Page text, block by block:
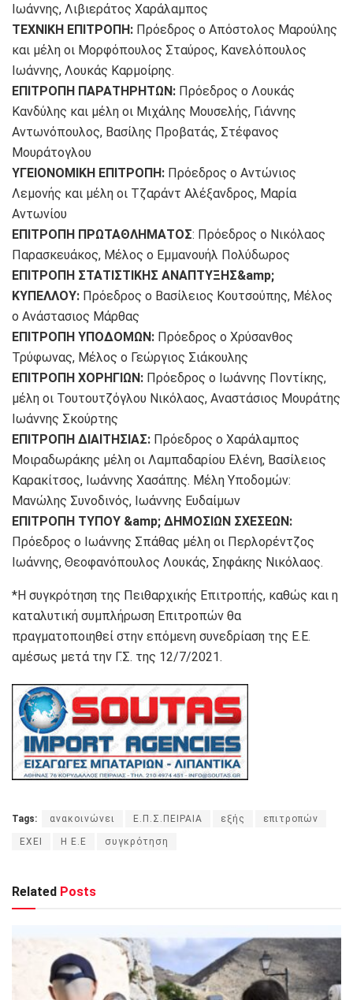
Ιωάννης, Λιβιεράτος Χαράλαμπος
ΤΕΧΝΙΚΗ ΕΠΙΤΡΟΠΗ: Πρόεδρος ο Απόστολος Μαρούλης
και μέλη οι Μορφόπουλος Σταύρος, Κανελόπουλος
Ιωάννης, Λουκάς Καρμοίρης.
ΕΠΙΤΡΟΠΗ ΠΑΡΑΤΗΡΗΤΩΝ: Πρόεδρος ο Λουκάς
Κανδύλης και μέλη οι Μιχάλης Μουσελής, Γιάννης
Αντωνόπουλος, Βασίλης Προβατάς, Στέφανος
Μουράτογλου
ΥΓΕΙΟΝΟΜΙΚΗ ΕΠΙΤΡΟΠΗ: Πρόεδρος ο Αντώνιος
Λεμονής και μέλη οι Τζαράντ Αλέξανδρος, Μαρία
Αντωνίου
ΕΠΙΤΡΟΠΗ ΠΡΩΤΑΘΛΗΜΑΤΟΣ: Πρόεδρος ο Νικόλαος
Παρασκευάκος, Μέλος ο Εμμανουήλ Πολύδωρος
ΕΠΙΤΡΟΠΗ ΣΤΑΤΙΣΤΙΚΗΣ ΑΝΑΠΤΥΞΗΣ&amp;
ΚΥΠΕΛΛΟΥ: Πρόεδρος ο Βασίλειος Κουτσούπης, Μέλος
ο Ανάστασιος Μάρθας
ΕΠΙΤΡΟΠΗ ΥΠΟΔΟΜΩΝ: Πρόεδρος ο Χρύσανθος
Τρύφωνας, Μέλος ο Γεώργιος Σιάκουλης
ΕΠΙΤΡΟΠΗ ΧΟΡΗΓΙΩΝ: Πρόεδρος ο Ιωάννης Ποντίκης,
μέλη οι Τουτουτζόγλου Νικόλαος, Αναστάσιος Μουράτης
Ιωάννης Σκούρτης
ΕΠΙΤΡΟΠΗ ΔΙΑΙΤΗΣΙΑΣ: Πρόεδρος ο Χαράλαμπος
Μοιραδωράκης μέλη οι Λαμπαδαρίου Ελένη, Βασίλειος
Καρακίτσος, Ιωάννης Χασάπης. Μέλη Υποδομών:
Μανώλης Συνοδινός, Ιωάννης Ευδαίμων
ΕΠΙΤΡΟΠΗ ΤΥΠΟΥ &amp; ΔΗΜΟΣΙΩΝ ΣΧΕΣΕΩΝ:
Πρόεδρος ο Ιωάννης Σπάθας μέλη οι Περλορέντζος
Ιωάννης, Θεοφανόπουλος Λουκάς, Σηφάκης Νικόλαος.
*Η συγκρότηση της Πειθαρχικής Επιτροπής, καθώς και η
καταλυτική συμπλήρωση Επιτροπών θα
πραγματοποιηθεί στην επόμενη συνεδρίαση της Ε.Ε.
αμέσως μετά την Γ.Σ. της 12/7/2021.
Tags: ανακοινώνει Ε.Π.Σ.ΠΕΙΡΑΙΑ εξής επιτροπών
ΕΧΕΙ Η Ε.Ε συγκρότηση
Related Posts